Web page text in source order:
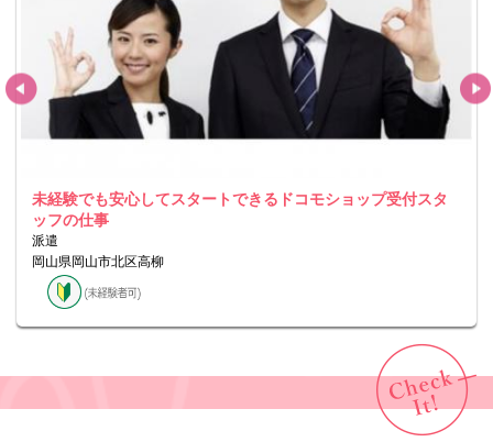
未経験でも安心してスタートできるドコモショップ受付スタ
ッフの仕事
派遣
岡山県岡山市北区高柳